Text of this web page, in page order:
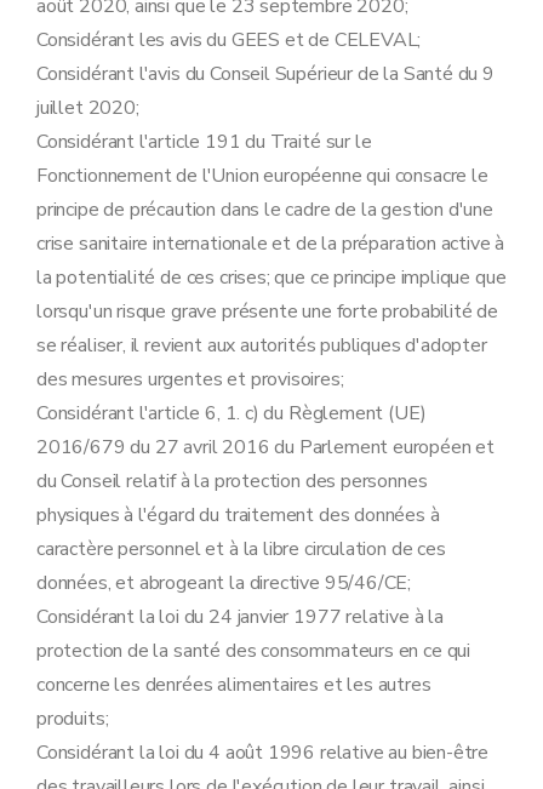
août 2020, ainsi que le 23 septembre 2020;
Considérant les avis du GEES et de CELEVAL;
Considérant l'avis du Conseil Supérieur de la Santé du 9
juillet 2020;
Considérant l'article 191 du Traité sur le
Fonctionnement de l'Union européenne qui consacre le
principe de précaution dans le cadre de la gestion d'une
crise sanitaire internationale et de la préparation active à
la potentialité de ces crises; que ce principe implique que
lorsqu'un risque grave présente une forte probabilité de
se réaliser, il revient aux autorités publiques d'adopter
des mesures urgentes et provisoires;
Considérant l'article 6, 1. c) du Règlement (UE)
2016/679 du 27 avril 2016 du Parlement européen et
du Conseil relatif à la protection des personnes
physiques à l'égard du traitement des données à
caractère personnel et à la libre circulation de ces
données, et abrogeant la directive 95/46/CE;
Considérant la loi du 24 janvier 1977 relative à la
protection de la santé des consommateurs en ce qui
concerne les denrées alimentaires et les autres
produits;
Considérant la loi du 4 août 1996 relative au bien-être